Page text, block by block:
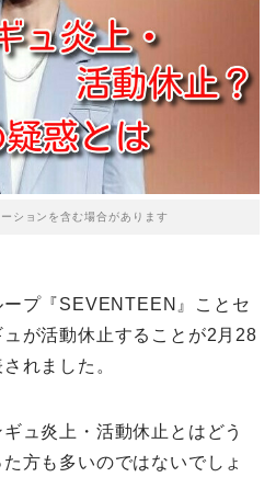
ションを含む場合があります
プ『SEVENTEEN』ことセ
が活動休止することが2月28
れました。
ュ炎上・活動休止とはどう
方も多いのではないでしょ